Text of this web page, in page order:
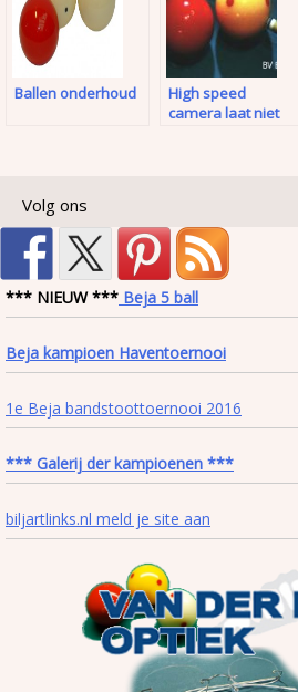
Ballen onderhoud
High speed
camera laat niet
Volg ons
*** NIEUW *** Beja 5 ball
Beja kampioen Haventoernooi
1e Beja bandstoottoernooi 2016
*** Galerij der kampioenen ***
biljartlinks.nl meld je site aan